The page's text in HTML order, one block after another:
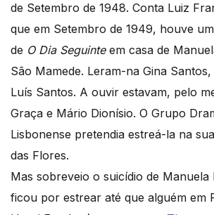
de Setembro de 1948. Conta Luiz
que em Setembro de 1949, houve
de O Dia Seguinteem casa de
São Mamede. Leram-na Gina
Luís Santos. A ouvir estavam, pelo
Graça e Mário Dionísio. O Grupo
Lisbonense pretendia estreá-la na
das Flores.
Mas sobreveio o suicídio de
ficou por estrear até que alguém em